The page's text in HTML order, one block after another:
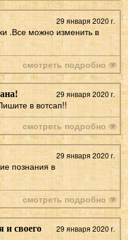
29 января 2020 г.
.Все можно изменить в
смотреть подробно
29 января 2020 г.
в вотсап!!
смотреть подробно
29 января 2020 г.
познания в
смотреть подробно
29 января 2020 г.
и своего